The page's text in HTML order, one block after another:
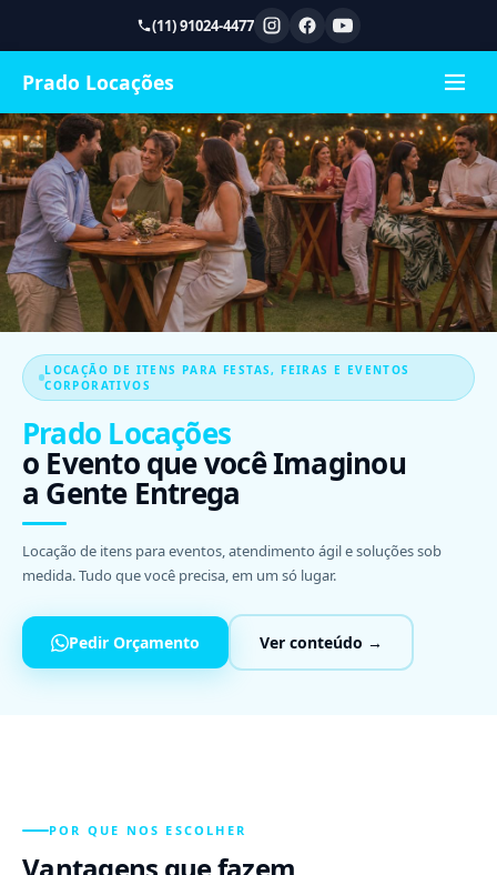
(11) 91024-4477
Prado Locações
LOCAÇÃO DE ITENS PARA FESTAS, FEIRAS E EVENTOS
CORPORATIVOS
Prado Locações
o Evento que você Imaginou
a Gente Entrega
Locação de itens para eventos, atendimento ágil e soluções sob
medida. Tudo que você precisa, em um só lugar.
Pedir Orçamento Ver conteúdo →
POR QUE NOS ESCOLHER